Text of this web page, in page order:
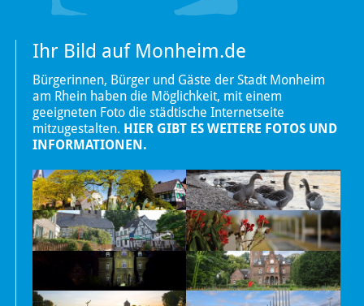
Ihr Bild auf Monheim.de
Bürgerinnen, Bürger und Gäste der Stadt Monheim
am Rhein haben die Möglichkeit, mit einem
geeigneten Foto die städtische Internetseite
mitzugestalten. HIER GIBT ES WEITERE FOTOS UND
INFORMATIONEN.